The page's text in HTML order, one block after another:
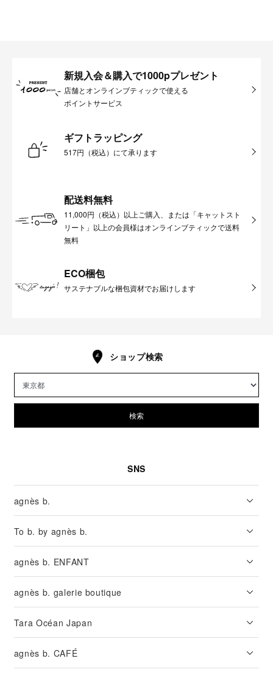
新規入会＆購入で1000pプレゼント
店舗とオンラインブティックで使える
ポイントサービス
ギフトラッピング
517円（税込）にて承ります
配送料無料
11,000円（税込）以上ご購入、または「キャットスト
リート」以上の会員様はオンラインブティックで送料
無料
ECO梱包
サステナブルな梱包資材でお届けします
ショップ検索
検索
SNS
agnès b.
To b. by agnès b.
agnès b. ENFANT
agnès b. galerie boutique
Tara Océan Japan
agnès b. CAFÉ